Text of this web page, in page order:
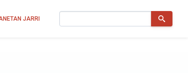
JARRI